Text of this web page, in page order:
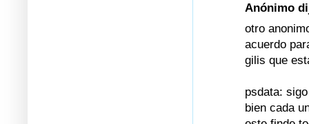
Anónimo
otro
acuerdo
gilis que
psdata:
bien cada